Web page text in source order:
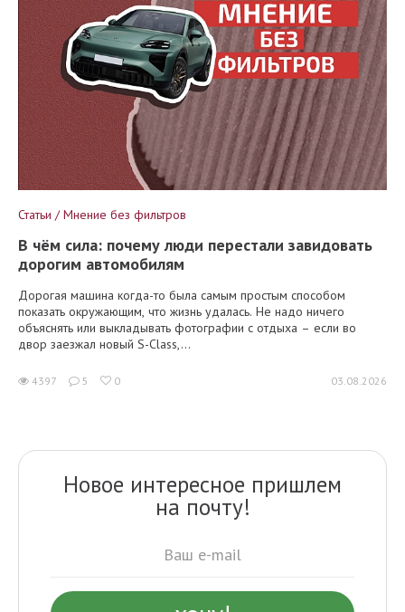
Статьи / Мнение без фильтров
В чём сила: почему люди перестали завидовать
дорогим автомобилям
Дорогая машина когда-то была самым простым способом
показать окружающим, что жизнь удалась. Не надо ничего
объяснять или выкладывать фотографии с отдыха – если во
двор заезжал новый S-Class,...
4397 5 0 03.08.2026
Новое интересное пришлем
на почту!